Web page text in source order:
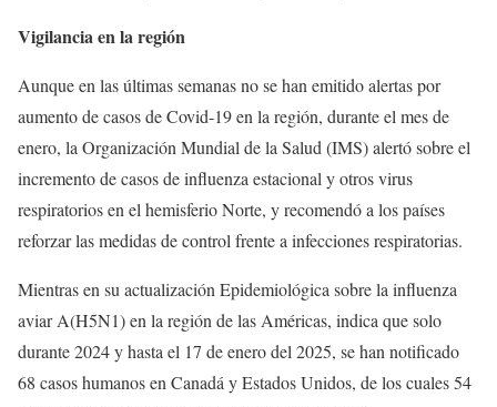
Vigilancia en la región
Aunque en las últimas semanas no se han emitido alertas por
aumento de casos de Covid-19 en la región, durante el mes de
enero, la Organización Mundial de la Salud (IMS) alertó sobre el
incremento de casos de influenza estacional y otros virus
respiratorios en el hemisferio Norte, y recomendó a los países
reforzar las medidas de control frente a infecciones respiratorias.
Mientras en su actualización Epidemiológica sobre la influenza
aviar A(H5N1) en la región de las Américas, indica que solo
durante 2024 y hasta el 17 de enero del 2025, se han notificado
68 casos humanos en Canadá y Estados Unidos, de los cuales 54